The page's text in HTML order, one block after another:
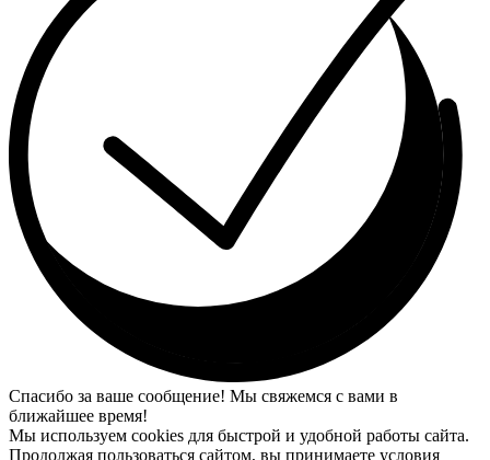
Спасибо за ваше сообщение! Мы свяжемся с вами в
ближайшее время!
Мы используем cookies для быстрой и удобной работы сайта.
Продолжая пользоваться сайтом, вы принимаете условия